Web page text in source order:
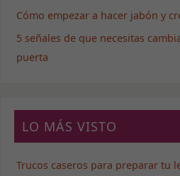
Cómo empezar a hacer jabón y
5 señales de que necesitas
puerta
LO MÁS VISTO
Trucos caseros para preparar tu